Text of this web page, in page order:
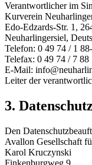
Verantwortlicher im
Kurverein
Edo-Edzards-Str. 1,
Neuharlingersiel,
Telefon: 0 49 74 / 1
Telefax: 0 49 74 / 7 88
E-Mail:
Leiter der
3.
Den
Avallon Gesellschaft
Karol Kruczynski
Finkenburgweg 9